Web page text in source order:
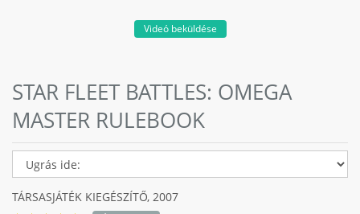
Videó beküldése
STAR FLEET BATTLES: OMEGA
MASTER RULEBOOK
TÁRSASJÁTÉK KIEGÉSZÍTŐ, 2007